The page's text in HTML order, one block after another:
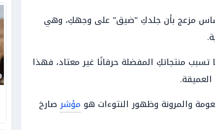
مزعج بأن جلدكِ "ضيق" على وجهكِ، وهي
تسبب منتجاتكِ المفضلة حرقانًا غير معتاد، فهذا
والمرونة وظهور النتوءات هو مؤشرصارخ